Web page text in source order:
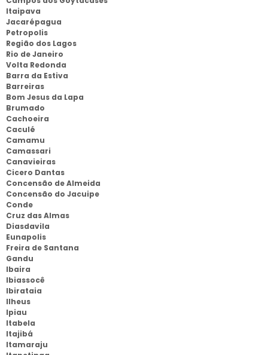
Itaipava
Jacarépagua
Petropolis
Região dos Lagos
Rio de Janeiro
Volta Redonda
Barra da Estiva
Barreiras
Bom Jesus da Lapa
Brumado
Cachoeira
Caculé
Camamu
Camassari
Canavieiras
Cicero Dantas
Concensão de Almeida
Concensão do Jacuipe
Conde
Cruz das Almas
Diasdavila
Eunapolis
Freira de Santana
Gandu
Ibaira
Ibiassocê
Ibirataia
Ilheus
Ipiau
Itabela
Itajibá
Itamaraju